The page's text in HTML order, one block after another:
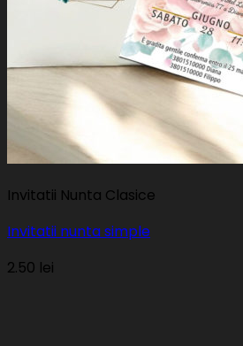
Invitatii Nunta Clasice
Invitatii nunta simple
2.50 lei